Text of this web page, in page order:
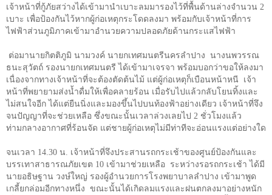
เจ้าหน้าที่กู้ภัยสว่างได้เข้ามานำเบาะลมมารองไว้ที่พื้นด้านล่างจำนวน 2
เบาะ เพื่อป้องกันไว้หากผู้ก่อเหตุกระโดดลงมา พร้อมกับเจ้าหน้าที่การ
ไฟฟ้าส่วนภูมิภาคเข้ามาอำนวยความปลอดภัยด้านกระแสไฟฟ้า
ต่อมานายกิตติภูมิ นามวงค์ นายกเทศมนตรีนครลำปาง นางนพวรรณ
ธนะสุวัตถ์ รองนายกเทศมนตรี ได้เข้ามาเจรจา พร้อมบอกว่าขอให้ลงมา
เนื่องจากทางเจ้าหน้าที่จะต้องตัดต้นไม้ แต่ผู้ก่อเหตุก็เบือนหน้าหนี เจ้า
หน้าที่พยายามส่งน้ำดื่มให้เพื่อคลายร้อน เมื่อรับไปแล้วกลับโยนทิ้งและ
ไม่สนใจอีก ได้แต่ยืนนิ่งและมองขึ้นไปบนท้องฟ้าอย่างเดียว เจ้าหน้าที่จึง
จนปัญญาที่จะช่วยเหลือ ซึ่งขณะนั้นเวลาล่วงเลยไป 2 ชั่วโมงแล้ว
ท่ามกลางอากาศที่ร้อนจัด แต่ชายผู้ก่อเหตุไม่มีท่าทีจะอ่อนแรงแต่อย่างใด
จนเวลา 14.30 น. เจ้าหน้าที่จึงประสานรถกระเช้าของศูนย์ป้องกันและ
บรรเทาสาธารณภัยเขต 10 เข้ามาช่วยเหลือ ระหว่างรอรถกระเช้า ได้มี
นายอธิษฐาน วงษ์ใหญ่ รองผู้อำนวยการโรงพยาบาลลำปาง เข้ามาพูด
เกลี้ยกล่อมอีกทางหนึ่ง ขณะนั้นได้เกิดลมแรงและฝนตกลงมาอย่างหนัก